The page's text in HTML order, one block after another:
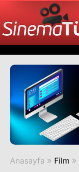
Anasayfa Film